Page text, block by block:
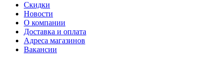
Скидки
Новости
О компании
Доставка и оплата
Адреса магазинов
Вакансии